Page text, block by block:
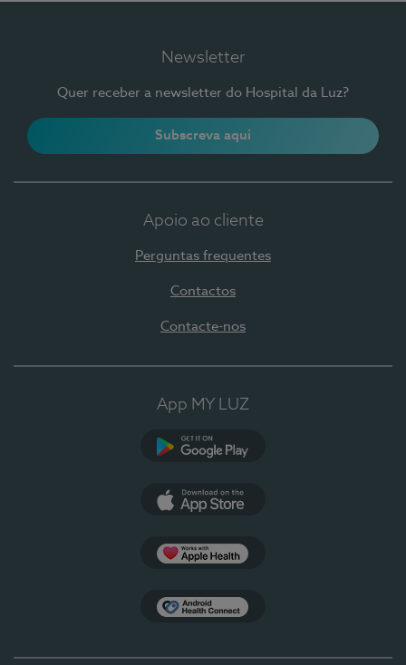
Newsletter
Quer receber a newsletter do Hospital da Luz?
Subscreva aqui
Apoio ao cliente
Perguntas frequentes
Contactos
Contacte-nos
App MY LUZ